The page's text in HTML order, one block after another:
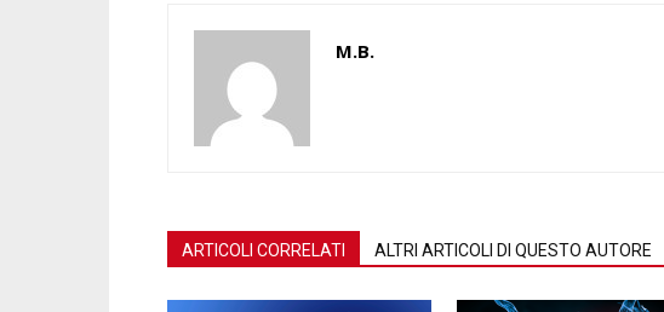
M.B.
ARTICOLI CORRELATI ALTRI ARTICOLI DI QUESTO AUTORE